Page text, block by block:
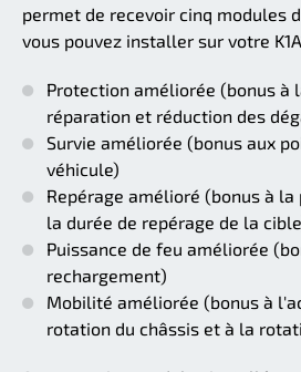
permet de recevoir cinq modules
vous pouvez installer sur votre
Protection améliorée (bonus à
réparation et réduction des
Survie améliorée (bonus aux
véhicule)
Repérage amélioré (bonus à
la durée de repérage de la
Puissance de feu améliorée
rechargement)
Mobilité améliorée (bonus à
rotation du châssis et à la